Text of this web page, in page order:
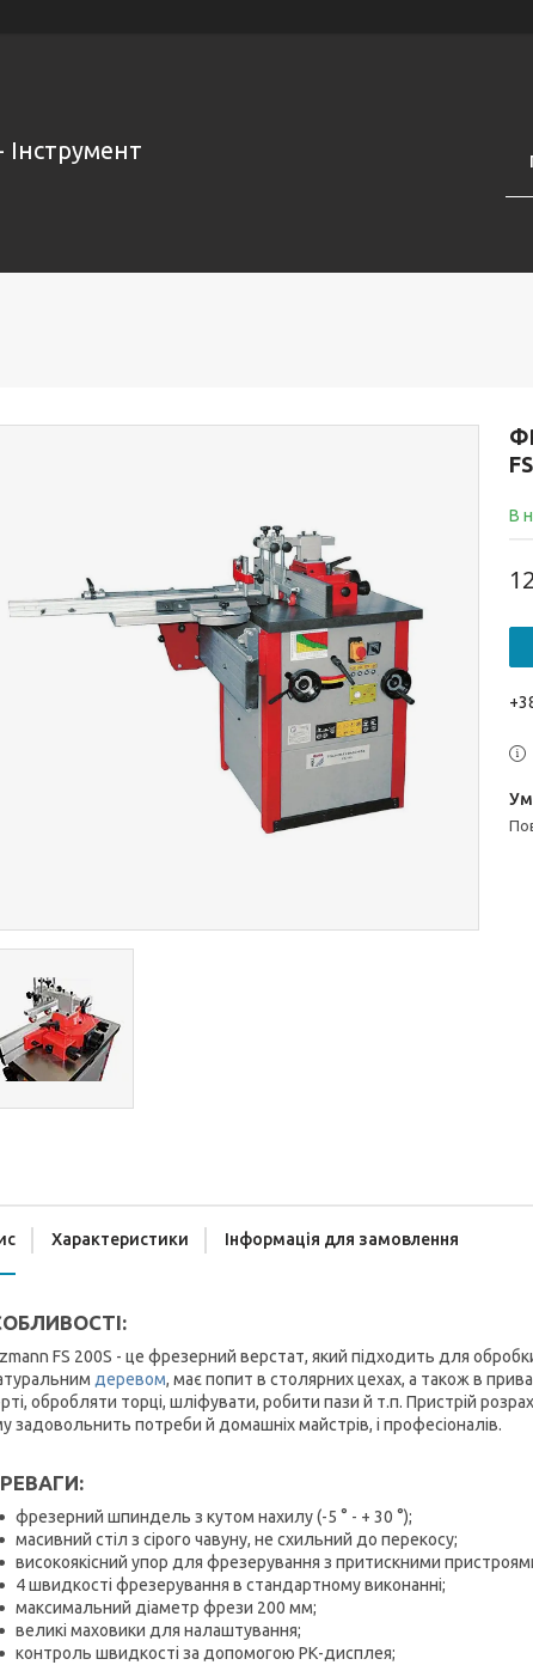
В
Характеристики Інформація для замовлення
FS 200S - це фрезерний верстат, який підходить для
деревом, має попит в столярних цехах, а також в
обробляти торці, шліфувати, робити пази й т.п. Пристрій
задовольнить потреби й домашніх майстрів, і професіоналів.
фрезерний шпиндель з кутом нахилу (-5 ° - + 30 °);
масивний стіл з сірого чавуну, не схильний до перекосу;
високоякісний упор для фрезерування з притискними
4 швидкості фрезерування в стандартному виконанні;
максимальний діаметр фрези 200 мм;
великі маховики для налаштування;
контроль швидкості за допомогою РК-дисплея;